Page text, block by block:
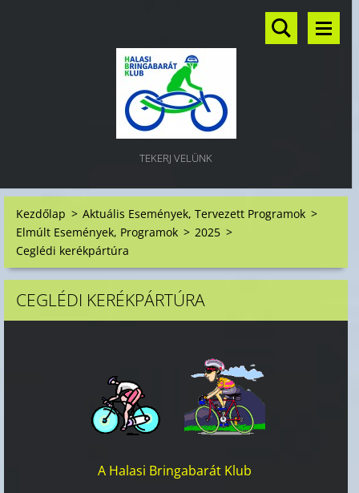
TEKERJ VELÜNK
Kezdőlap > Aktuális Események, Tervezett Programok >
Elmúlt Események, Programok > 2025 >
Ceglédi kerékpártúra
CEGLÉDI KERÉKPÁRTÚRA
A Halasi Bringabarát Klub